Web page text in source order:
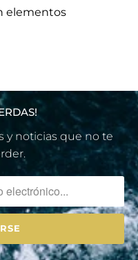
elementos
y noticias que no te